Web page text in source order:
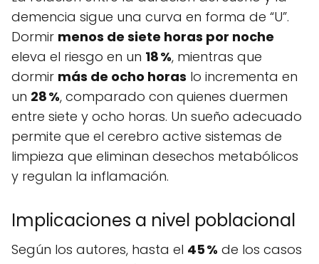
demencia sigue una curva en forma de “U”.
Dormir menos de siete horas por noche
eleva el riesgo en un 18 %, mientras que
dormir más de ocho horas lo incrementa en
un 28 %, comparado con quienes duermen
entre siete y ocho horas. Un sueño adecuado
permite que el cerebro active sistemas de
limpieza que eliminan desechos metabólicos
y regulan la inflamación.
Implicaciones a nivel poblacional
Según los autores, hasta el 45 % de los casos